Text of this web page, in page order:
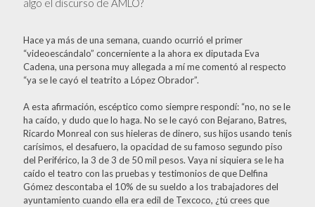
algo el discurso de AMLO?
Hace ya más de una semana, cuando ocurrió el primer
“videoescándalo” concerniente a la ahora ex diputada Eva
Cadena, una persona muy allegada a mí me comentó al respecto
“ya se le cayó el teatrito a López Obrador”.
A esta afirmación, escéptico como siempre respondí: “no, no se le
ha caído, y dudo que lo haga. No se le cayó con Bejarano, Batres,
Ricardo Monreal con sus hieleras de dinero, sus hijos usando tenis
carísimos, el desafuero, la opacidad de su famoso segundo piso
del Periférico, la 3 de 3 de 50 mil pesos. Vaya ni siquiera se le ha
caído el teatro con las pruebas y testimonios de que Delfina
Gómez descontaba el 10% de su sueldo a los trabajadores del
ayuntamiento cuando ella era edil de Texcoco, ¿tú crees que